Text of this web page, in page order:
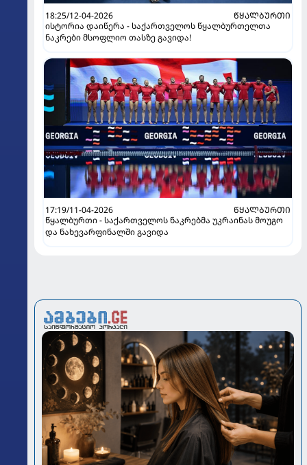
18:25/12-04-2026
ᲬᲧᲐᲚᲑᲣᲠᲗᲘ
ისტორია დაიწერა - საქართველოს წყალბურთელთა
ნაკრები მსოფლიო თასზე გავიდა!
17:19/11-04-2026
ᲬᲧᲐᲚᲑᲣᲠᲗᲘ
წყალბურთი - საქართველოს ნაკრებმა უკრაინას მოუგო
და ნახევარფინალში გავიდა